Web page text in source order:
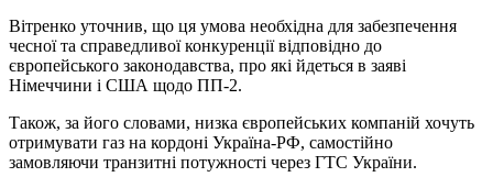
Вітренко уточнив, що ця умова необхідна для забезпечення
чесної та справедливої ​​конкуренції відповідно до
європейського законодавства, про які йдеться в заяві
Німеччини і США щодо ПП-2.
Також, за його словами, низка європейських компаній хочуть
отримувати газ на кордоні Україна-РФ, самостійно
замовляючи транзитні потужності через ГТС України.